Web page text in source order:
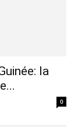
la
0